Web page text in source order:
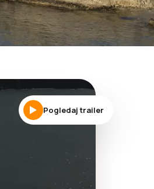
Pogledaj trailer